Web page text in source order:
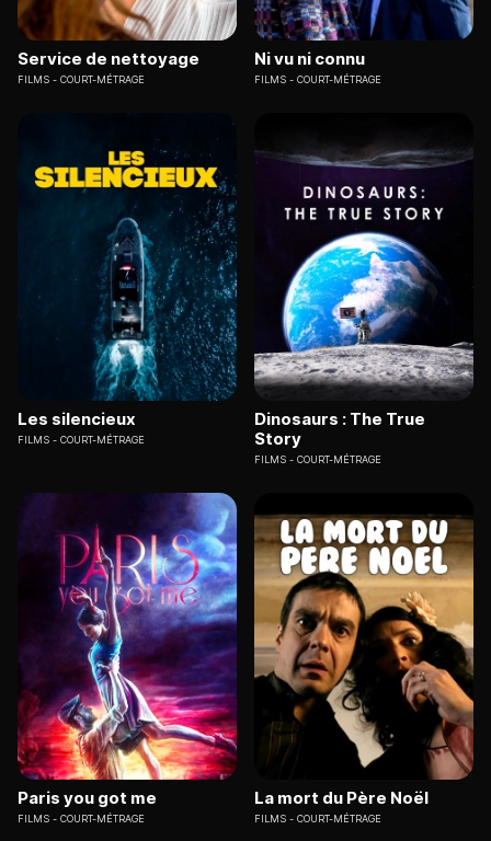
Service de nettoyage
FILMS COURT-MÉTRAGE
Ni vu ni connu
FILMS COURT-MÉTRAGE
Les silencieux
FILMS COURT-MÉTRAGE
Dinosaurs : The True
Story
FILMS COURT-MÉTRAGE
Paris you got me
FILMS COURT-MÉTRAGE
La mort du Père Noël
FILMS COURT-MÉTRAGE